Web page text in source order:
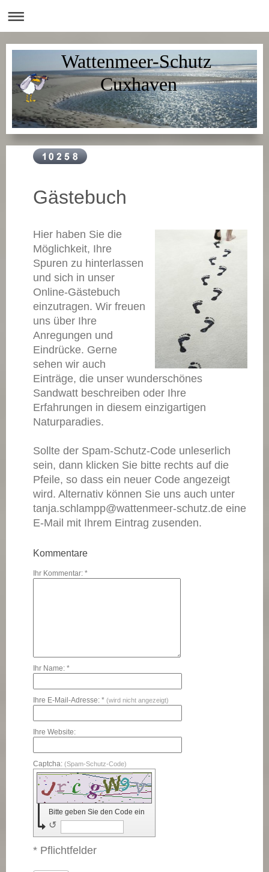
Wattenmeer-Schutz
Cuxhaven
Gästebuch
Hier haben Sie die
Möglichkeit, Ihre
Spuren zu hinterlassen
und sich in unser
Online-Gästebuch
einzutragen. Wir freuen
uns über Ihre
Anregungen und
Eindrücke. Gerne
sehen wir auch
Einträge, die unser wunderschönes
Sandwatt beschreiben oder Ihre
Erfahrungen in diesem einzigartigen
Naturparadies.
Sollte der Spam-Schutz-Code unleserlich
sein, dann klicken Sie bitte rechts auf die
Pfeile, so dass ein neuer Code angezeigt
wird. Alternativ können Sie uns auch unter
tanja.schlampp@wattenmeer-schutz.de eine
E-Mail mit Ihrem Eintrag zusenden.
Kommentare
Ihr Kommentar: *
Ihr Name: *
Ihre E-Mail-Adresse: * (wird nicht angezeigt)
Ihre Website:
Captcha: (Spam-Schutz-Code)
Bitte geben Sie den Code ein
↺
* Pflichtfelder